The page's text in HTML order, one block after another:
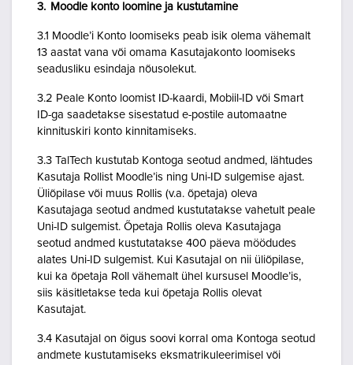
3. Moodle konto loomine ja kustutamine
3.1 Moodle’i Konto loomiseks peab isik olema vähemalt
13 aastat vana või omama Kasutajakonto loomiseks
seadusliku esindaja nõusolekut.
3.2 Peale Konto loomist ID-kaardi, Mobiil-ID või Smart
ID-ga saadetakse sisestatud e-postile automaatne
kinnituskiri konto kinnitamiseks.
3.3 TalTech kustutab Kontoga seotud andmed, lähtudes
Kasutaja Rollist Moodle’is ning Uni-ID sulgemise ajast.
Üliõpilase või muus Rollis (v.a. õpetaja) oleva
Kasutajaga seotud andmed kustutatakse vahetult peale
Uni-ID sulgemist. Õpetaja Rollis oleva Kasutajaga
seotud andmed kustutatakse 400 päeva möödudes
alates Uni-ID sulgemist. Kui Kasutajal on nii üliõpilase,
kui ka õpetaja Roll vähemalt ühel kursusel Moodle’is,
siis käsitletakse teda kui õpetaja Rollis olevat
Kasutajat.
3.4 Kasutajal on õigus soovi korral oma Kontoga seotud
andmete kustutamiseks eksmatrikuleerimisel või